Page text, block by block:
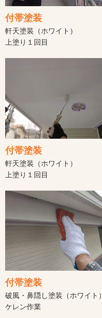
付帯塗装
軒天塗装（ホワイト）
上塗り１回目
付帯塗装
軒天塗装（ホワイト）
上塗り１回目
付帯塗装
破風・鼻隠し塗装（ホワイト）
ケレン作業